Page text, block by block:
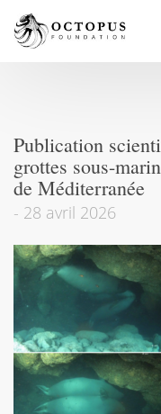
Publication
grottes sous-
de Méditerranée
- 28 avril 2026